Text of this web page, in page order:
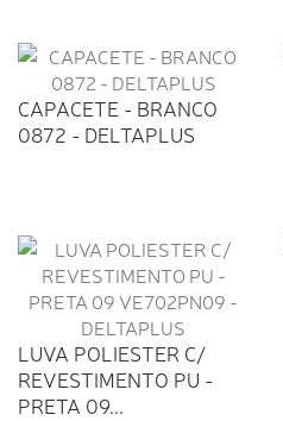
CAPACETE - BRANCO
0872 - DELTAPLUS
LUVA POLIESTER C/
REVESTIMENTO PU -
PRETA 09...